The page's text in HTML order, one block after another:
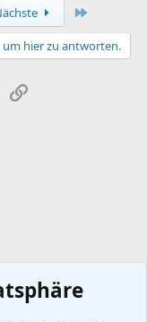
hier zu antworten.
E-Mail